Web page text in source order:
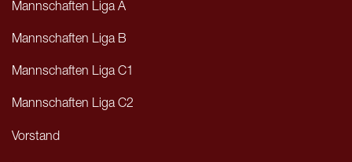
Mannschaften Liga A
Mannschaften Liga B
Mannschaften Liga C1
Mannschaften Liga C2
Vorstand